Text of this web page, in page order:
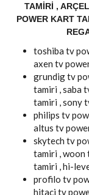
TAMIRI ,
POWER KART
toshiba tv
axen tv
grundig tv
tamiri , saba
tamiri , sony
philips tv
altus tv
skytech tv
tamiri , woon
tamiri , hi-
profilo tv
hitaci tv